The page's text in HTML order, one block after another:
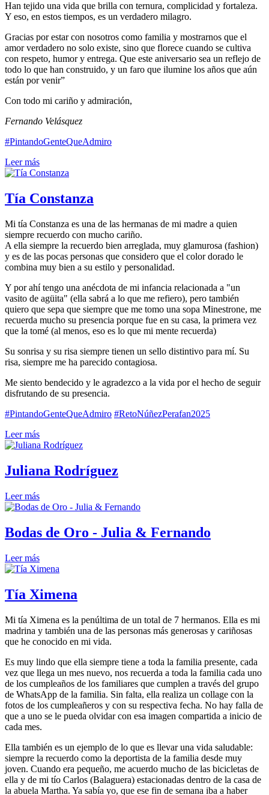
Han tejido una vida que brilla con ternura, complicidad y fortaleza.
Y eso, en estos tiempos, es un verdadero milagro.
Gracias por estar con nosotros como familia y mostrarnos que el
amor verdadero no solo existe, sino que florece cuando se cultiva
con respeto, humor y entrega. Que este aniversario sea un reflejo de
todo lo que han construido, y un faro que ilumine los años que aún
están por venir”
Con todo mi cariño y admiración,
Fernando Velásquez
#PintandoGenteQueAdmiro
Leer más
Tía Constanza
Mi tía Constanza es una de las hermanas de mi madre a quien
siempre recuerdo con mucho cariño.
A ella siempre la recuerdo bien arreglada, muy glamurosa (fashion)
y es de las pocas personas que considero que el color dorado le
combina muy bien a su estilo y personalidad.
Y por ahí tengo una anécdota de mi infancia relacionada a "un
vasito de agüita" (ella sabrá a lo que me refiero), pero también
quiero que sepa que siempre que me tomo una sopa Minestrone, me
recuerda mucho su presencia porque fue en su casa, la primera vez
que la tomé (al menos, eso es lo que mi mente recuerda)
Su sonrisa y su risa siempre tienen un sello distintivo para mí. Su
risa, siempre me ha parecido contagiosa.
Me siento bendecido y le agradezco a la vida por el hecho de seguir
disfrutando de su presencia.
#PintandoGenteQueAdmiro #RetoNúñezPerafan2025
Leer más
Juliana Rodríguez
Leer más
Bodas de Oro - Julia & Fernando
Leer más
Tía Ximena
Mi tía Ximena es la penúltima de un total de 7 hermanos. Ella es mi
madrina y también una de las personas más generosas y cariñosas
que he conocido en mi vida.
Es muy lindo que ella siempre tiene a toda la familia presente, cada
vez que llega un mes nuevo, nos recuerda a toda la familia cada uno
de los cumpleaños de los familiares que cumplen a través del grupo
de WhatsApp de la familia. Sin falta, ella realiza un collage con la
fotos de los cumpleañeros y con su respectiva fecha. No hay falla de
que a uno se le pueda olvidar con esa imagen compartida a inicio de
cada mes.
Ella también es un ejemplo de lo que es llevar una vida saludable:
siempre la recuerdo como la deportista de la familia desde muy
joven. Cuando era pequeño, me acuerdo mucho de las bicicletas de
ella y de mi tío Carlos (Balaguera) estacionadas dentro de la casa de
la abuela Martha. Ya sabía yo, que ese fin de semana iba a haber